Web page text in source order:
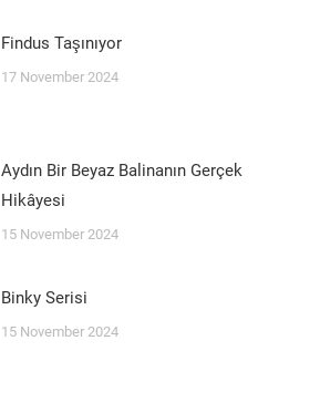
Findus Taşınıyor
17 November 2024
Aydın Bir Beyaz Balinanın Gerçek
Hikâyesi
15 November 2024
Binky Serisi
15 November 2024